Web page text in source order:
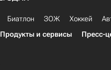
Биатлон ЗОЖ Хоккей
Продукты и сервисы Пресс-